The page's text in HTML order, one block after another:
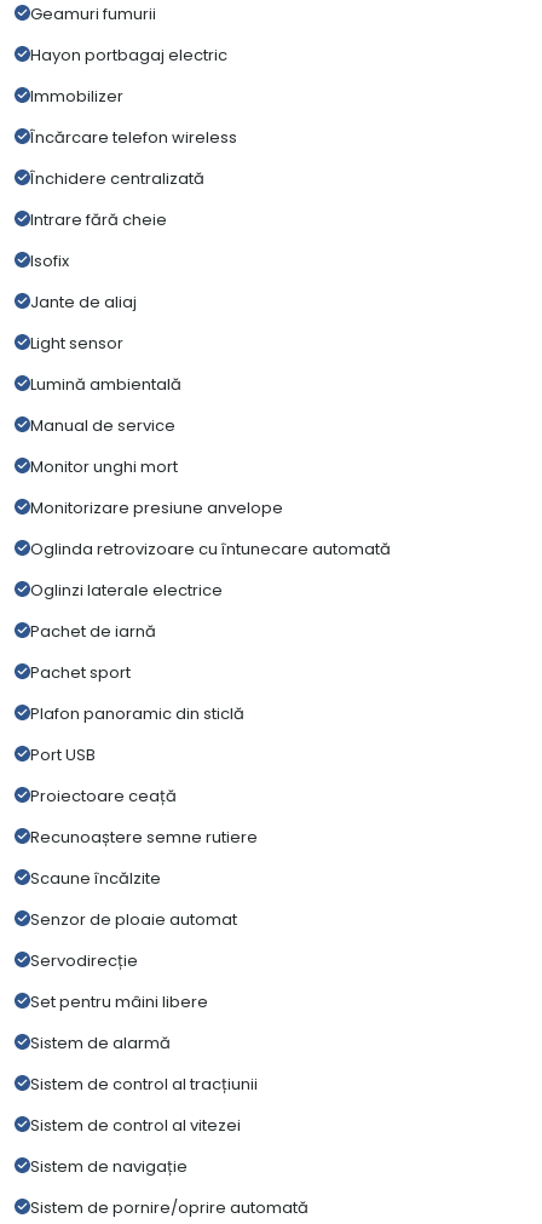
Geamuri fumurii
Hayon portbagaj electric
Immobilizer
Încărcare telefon wireless
Închidere centralizată
Intrare fără cheie
Isofix
Jante de aliaj
Light sensor
Lumină ambientală
Manual de service
Monitor unghi mort
Monitorizare presiune anvelope
Oglinda retrovizoare cu întunecare automată
Oglinzi laterale electrice
Pachet de iarnă
Pachet sport
Plafon panoramic din sticlă
Port USB
Proiectoare ceață
Recunoaștere semne rutiere
Scaune încălzite
Senzor de ploaie automat
Servodirecție
Set pentru mâini libere
Sistem de alarmă
Sistem de control al tracțiunii
Sistem de control al vitezei
Sistem de navigație
Sistem de pornire/oprire automată